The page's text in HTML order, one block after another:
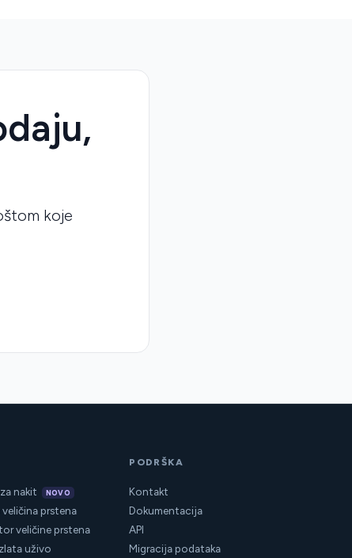
koje
nakit NOVO
veličina prstena
veličine prstena
uživo
PODRŠKA
Kontakt
Dokumentacija
API
Migracija podataka